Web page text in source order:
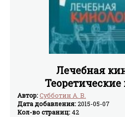
Лечебная
практическая
Автор:Субботин А. В.
Дата добавления:2015-05-07
Кол-во страниц:42